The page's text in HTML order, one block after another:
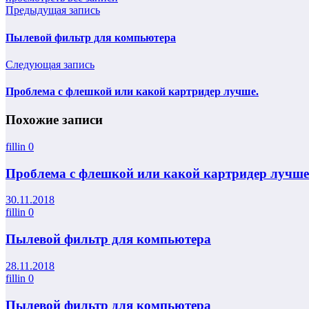
Предыдущая запись
Пылевой фильтр для компьютера
Следующая запись
Проблема с флешкой или какой картридер лучше.
Похожие записи
fillin 0
Проблема с флешкой или какой картридер
30.11.2018
fillin 0
Пылевой фильтр для компьютера
28.11.2018
fillin 0
Пылевой фильтр для компьютера